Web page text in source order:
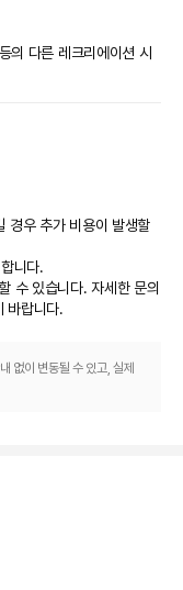
종합 안내소에서 대여가
동될 수 있습니다.
의 다른 레크리에이션 시
가능합니다.
경우 추가 비용이 발생할
니다.
수 있습니다. 자세한 문의
바랍니다.
없이 변동될 수 있고, 실제